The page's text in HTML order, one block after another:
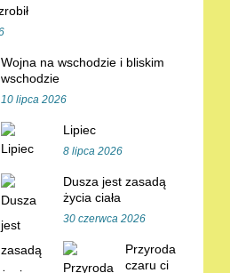
Wojna na wschodzie i bliskim
wschodzie
10 lipca 2026
Lipiec
8 lipca 2026
Dusza jest zasadą
życia ciała
30 czerwca 2026
Przyroda
czaru ci